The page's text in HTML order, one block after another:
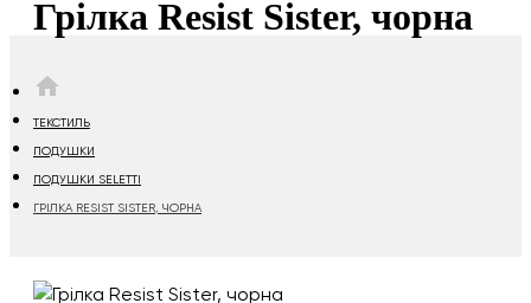
Грілка Resist Sister, чорна
ТЕКСТИЛЬ
ПОДУШКИ
ПОДУШКИ SELETTI
ГРІЛКА RESIST SISTER, ЧОРНА